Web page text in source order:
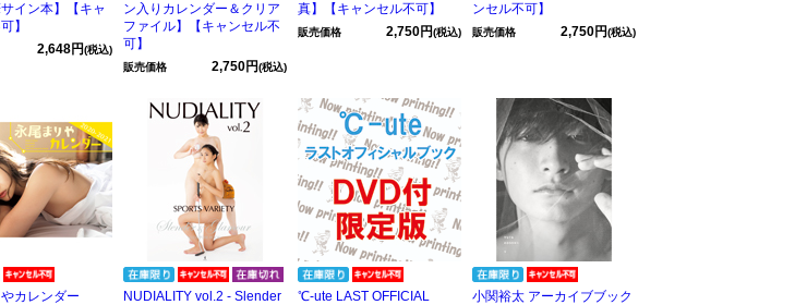
イン本】【キャ
】
2,648円(税込)
ン入りカレンダー＆クリア
ファイル】【キャンセル不
可】
販売価格 2,750円(税込)
真】【キャンセル不可】
販売価格 2,750円(税込)
ンセル不可】
販売価格 2,750円(税込)
カレンダー
NUDIALITY vol.2 - Slender
℃-ute LAST OFFICIAL
小関裕太 アーカイブブック